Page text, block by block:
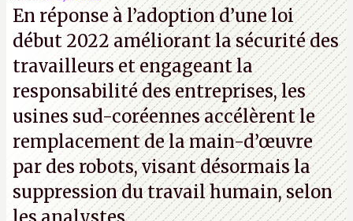
En réponse à l’adoption d’une loi
début 2022 améliorant la sécurité des
travailleurs et engageant la
responsabilité des entreprises, les
usines sud-coréennes accélèrent le
remplacement de la main-d’œuvre
par des robots, visant désormais la
suppression du travail humain, selon